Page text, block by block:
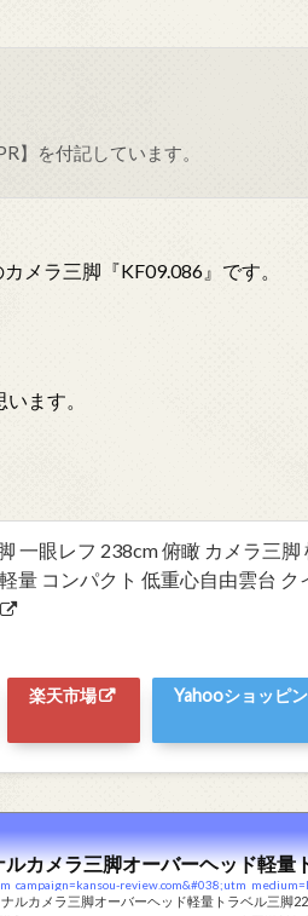
】を付記しています。
メラ三脚『KF09.086』です。
ます。
一眼レフ 238cm 俯瞰 カメラ三脚
量 コンパクト 低重心自由雲台 ク
楽天市場 Yahooショッピ
カメラ三脚オーバーヘッド軽量
ルカメラ三脚オーバーヘッド軽量トラベル三脚